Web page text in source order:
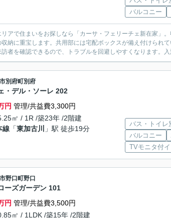
バルコニー
アで住まいをお探しなら「カーサ・フェリーチェ新在家」
納に重宝します。共用部には宅配ボックスが備え付けられ
者を確認できるので、トラブルを回避しやすくなります。
別府町別府
・デル・ソーレ 202
円 管理/共益費3,300円
㎡ / 1R /築23年 /2階建
線 「東加古川 」駅 徒歩19分
バス・トイレ
バルコニー
TVモニタ付
野口町野口
ーズガーデン 101
円 管理/共益費3,500円
㎡ / 1LDK /築15年 /2階建